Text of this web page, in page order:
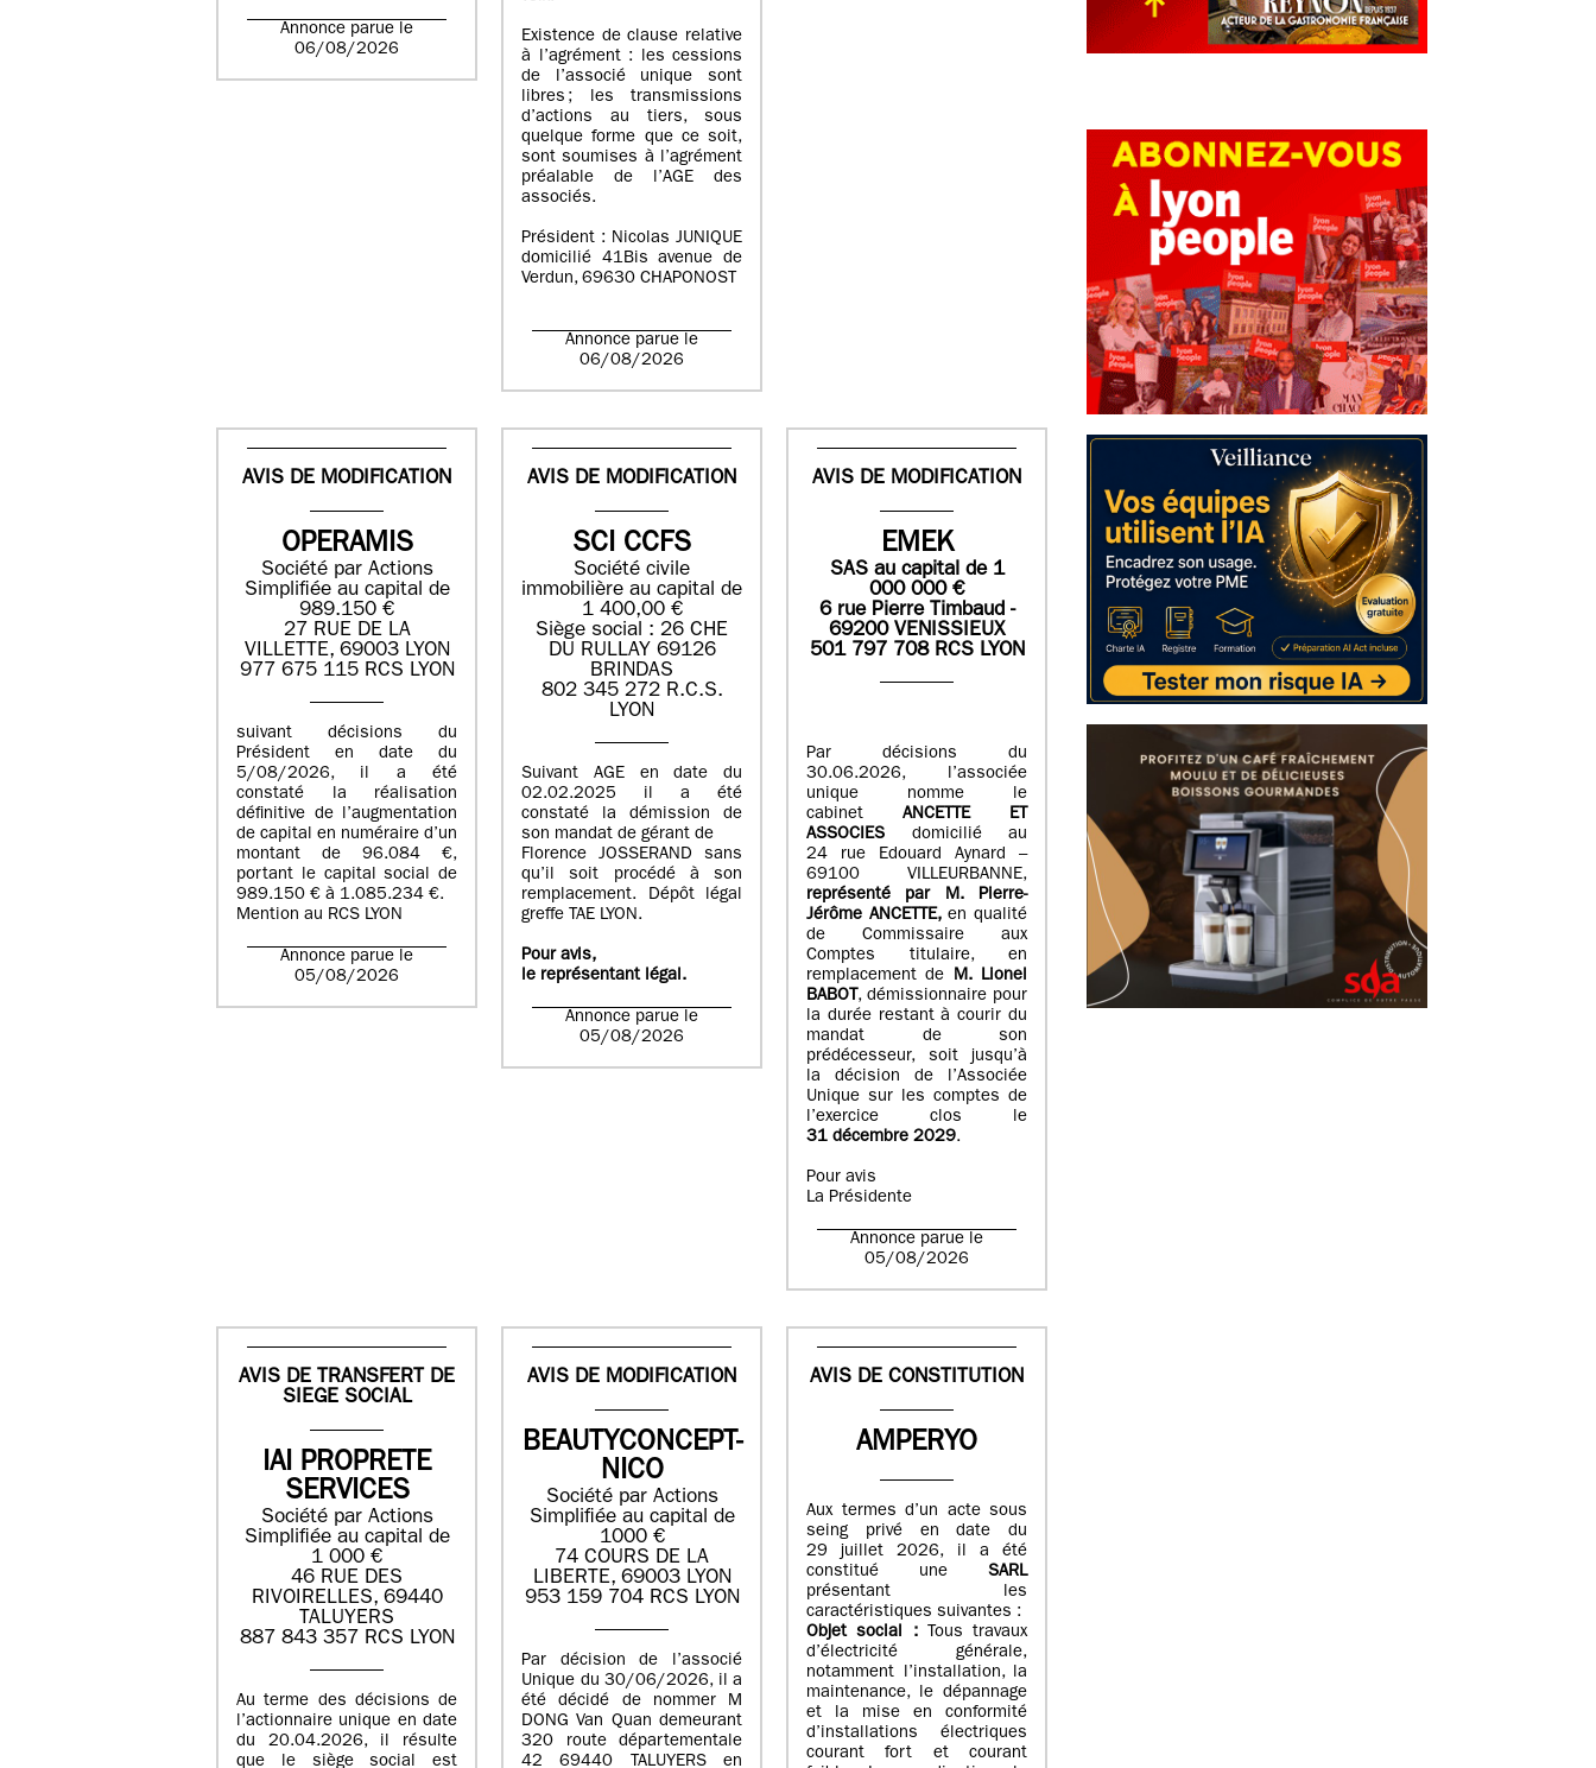
Annonce parue le
06/08/2026
Existence de clause relative
à l’agrément : les cessions
de l’associé unique sont
libres ; les transmissions
d’actions au tiers, sous
quelque forme que ce soit,
sont soumises à l’agrément
préalable de l’AGE des
associés.
Président : Nicolas JUNIQUE
domicilié 41Bis avenue de
Verdun, 69630 CHAPONOST
Annonce parue le
06/08/2026
AVIS DE MODIFICATION
OPERAMIS
Société par Actions
Simplifiée au capital de
989.150 €
27 RUE DE LA
VILLETTE, 69003 LYON
977 675 115 RCS LYON
suivant décisions du
Président en date du
5/08/2026, il a été
constaté la réalisation
définitive de l’augmentation
de capital en numéraire d’un
montant de 96.084 €,
portant le capital social de
989.150 € à 1.085.234 €.
Mention au RCS LYON
Annonce parue le
05/08/2026
AVIS DE MODIFICATION
SCI CCFS
Société civile
immobilière au capital de
1 400,00 €
Siège social : 26 CHE
DU RULLAY 69126
BRINDAS
802 345 272 R.C.S.
LYON
Suivant AGE en date du
02.02.2025 il a été
constaté la démission de
son mandat de gérant de
Florence JOSSERAND sans
qu’il soit procédé à son
remplacement. Dépôt légal
greffe TAE LYON.
Pour avis,
le représentant légal.
Annonce parue le
05/08/2026
AVIS DE MODIFICATION
EMEK
SASau capital de 1
000 000€
6 rue Pierre Timbaud -
69200 VENISSIEUX
501 797 708 RCS LYON
Par décisions du
30.06.2026, l’associée
unique nomme le
cabinet ANCETTE ET
ASSOCIES
domicilié au
24 rue Edouard Aynard –
69100 VILLEURBANNE,
représenté par M.Pierre-
Jérôme ANCETTE, en qualité
de Commissaire aux
Comptes titulaire, en
remplacement de M.Lionel
BABOT, démissionnaire pour
la durée restant à courir du
mandat de son
prédécesseur, soit jusqu’à
la décision de l’Associée
Unique sur les comptes de
l’exercice clos le
31 décembre 2029.
Pour avis
La Présidente
Annonce parue le
05/08/2026
AVIS DE TRANSFERT DE
SIEGE SOCIAL
IAI PROPRETE
SERVICES
Société par Actions
Simplifiée au capital de
1 000 €
46 RUE DES
RIVOIRELLES, 69440
TALUYERS
887 843 357 RCS LYON
Au terme des décisions de
l’actionnaire unique en date
du 20.04.2026, il résulte
que le siège social est
AVIS DE MODIFICATION
BEAUTYCONCEPT-
NICO
Société par Actions
Simplifiée au capital de
1000 €
74 COURS DE LA
LIBERTE, 69003 LYON
953 159 704 RCS LYON
Par décision de l’associé
Unique du 30/06/2026, il a
été décidé de nommer M
DONG Van Quan demeurant
320 route départementale
42 69440 TALUYERS en
AVIS DE CONSTITUTION
AMPERYO
Aux termes d’un acte sous
seing privé en date du
29 juillet 2026, il a été
constitué une SARL
présentant les
caractéristiques suivantes :
Objet social :
Tous travaux
d’électricité générale,
notamment l’installation, la
maintenance, le dépannage
et la mise en conformité
d’installations électriques
courant fort et courant